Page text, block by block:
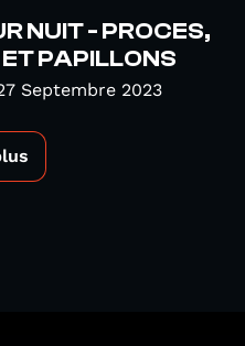
NUIT - PROCES,
PAPILLONS
Septembre 2023